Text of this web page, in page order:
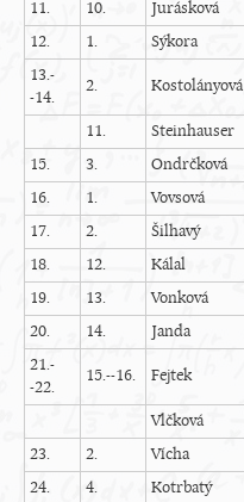
11.
10. Jurásková
12.
1. Sýkora
13.-
-14.
2. Kostolányová
11. Steinhauser
15.
3. Ondrčková
16.
1. Vovsová
17.
2. Šilhavý
18.
12. Kálal
19.
13. Vonková
20.
14. Janda
21.-
-22.
15.--16. Fejtek
Vlčková
23.
2. Vícha
24.
4. Kotrbatý